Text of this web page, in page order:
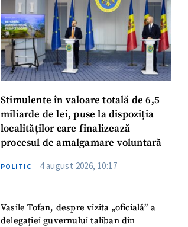
Stimulente în valoare totală de 6,5
miliarde de lei, puse la dispoziția
localităților care finalizează
procesul de amalgamare voluntară
POLITIC 4 august 2026, 10:17
Vasile Tofan, despre vizita „oficială” a
delegației guvernului taliban din
TRIMITE ȘTIREA